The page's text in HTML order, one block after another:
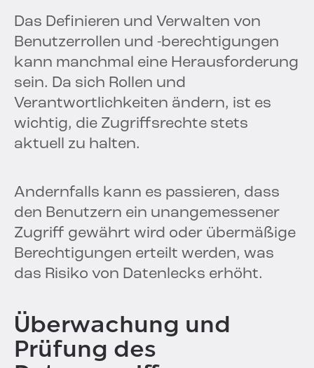
Das Definieren und Verwalten von
Benutzerrollen und -berechtigungen
kann manchmal eine Herausforderung
sein. Da sich Rollen und
Verantwortlichkeiten ändern, ist es
wichtig, die Zugriffsrechte stets
aktuell zu halten.
Andernfalls kann es passieren, dass
den Benutzern ein unangemessener
Zugriff gewährt wird oder übermäßige
Berechtigungen erteilt werden, was
das Risiko von Datenlecks erhöht.
Überwachung und
Prüfung des